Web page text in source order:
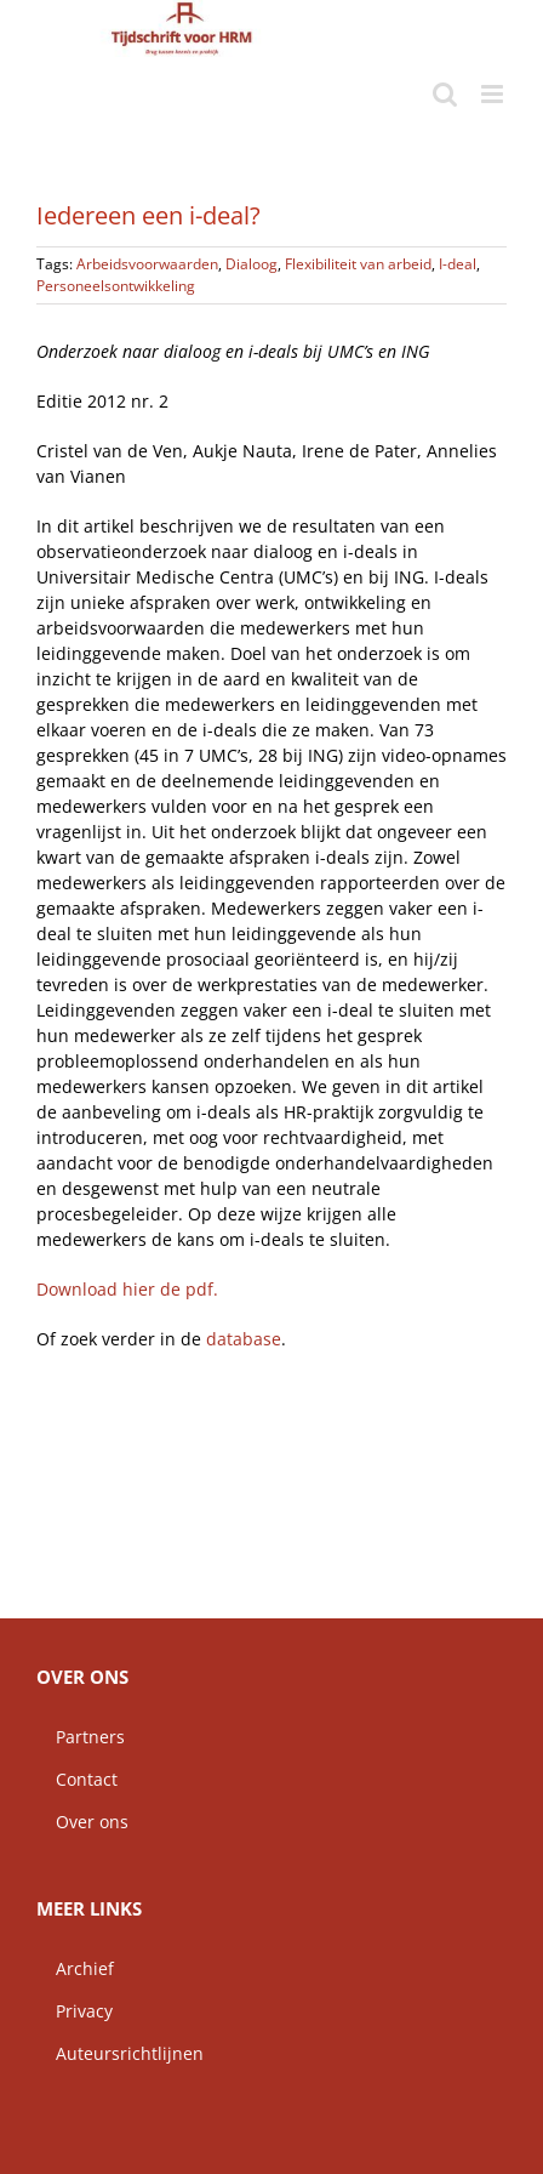
Iedereen een i-deal?
Tags:Arbeidsvoorwaarden, Dialoog, Flexibiliteit van arbeid, I-deal,
Personeelsontwikkeling
Onderzoek naar dialoog en i-deals bij UMC’s en ING
Editie 2012 nr. 2
Cristel van de Ven, Aukje Nauta, Irene de Pater, Annelies
van Vianen
In dit artikel beschrijven we de resultaten van een
observatieonderzoek naar dialoog en i-deals in
Universitair Medische Centra (UMC’s) en bij ING. I-deals
zijn unieke afspraken over werk, ontwikkeling en
arbeidsvoorwaarden die medewerkers met hun
leidinggevende maken. Doel van het onderzoek is om
inzicht te krijgen in de aard en kwaliteit van de
gesprekken die medewerkers en leidinggevenden met
elkaar voeren en de i-deals die ze maken. Van 73
gesprekken (45 in 7 UMC’s, 28 bij ING) zijn video-opnames
gemaakt en de deelnemende leidinggevenden en
medewerkers vulden voor en na het gesprek een
vragenlijst in. Uit het onderzoek blijkt dat ongeveer een
kwart van de gemaakte afspraken i-deals zijn. Zowel
medewerkers als leidinggevenden rapporteerden over de
gemaakte afspraken. Medewerkers zeggen vaker een i-
deal te sluiten met hun leidinggevende als hun
leidinggevende prosociaal georiënteerd is, en hij/zij
tevreden is over de werkprestaties van de medewerker.
Leidinggevenden zeggen vaker een i-deal te sluiten met
hun medewerker als ze zelf tijdens het gesprek
probleemoplossend onderhandelen en als hun
medewerkers kansen opzoeken. We geven in dit artikel
de aanbeveling om i-deals als HR-praktijk zorgvuldig te
introduceren, met oog voor rechtvaardigheid, met
aandacht voor de benodigde onderhandelvaardigheden
en desgewenst met hulp van een neutrale
procesbegeleider. Op deze wijze krijgen alle
medewerkers de kans om i-deals te sluiten.
Download hier de pdf.
Of zoek verder in de database.
OVER ONS
Partners
Contact
Over ons
MEER LINKS
Archief
Privacy
Auteursrichtlijnen